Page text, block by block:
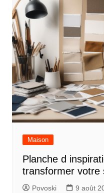
Maison
Planche d
transformer votre
Povoski 9 août